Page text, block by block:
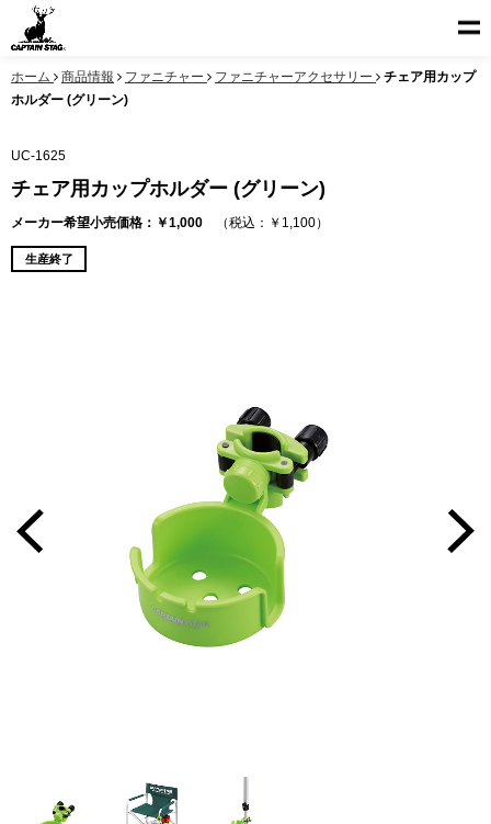
ホーム 商品情報 ファニチャー ファニチャーアクセサリー
チェア用カップ
ホルダー (グリーン)
UC-1625
チェア用カップホルダー (グリーン)
メーカー希望小売価格：￥1,000 （税込：￥1,100）
生産終了